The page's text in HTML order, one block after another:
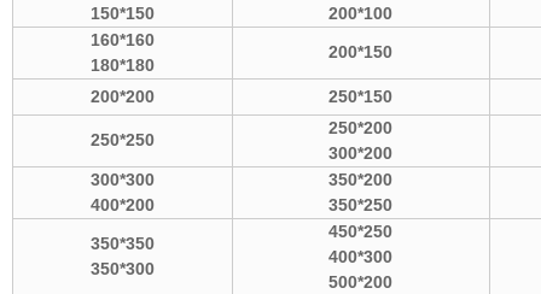
150*150
200*100
160*160
180*180
200*150
200*200 250*150
250*250
250*200
300*200
300*300
400*200
350*200
350*250
350*350
350*300
450*250
400*300
500*200